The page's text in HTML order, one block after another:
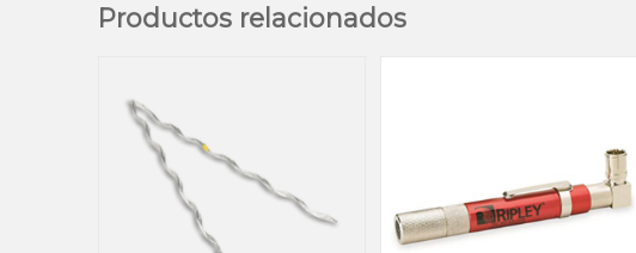
Productos relacionados